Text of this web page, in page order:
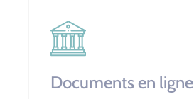
Documents en ligne